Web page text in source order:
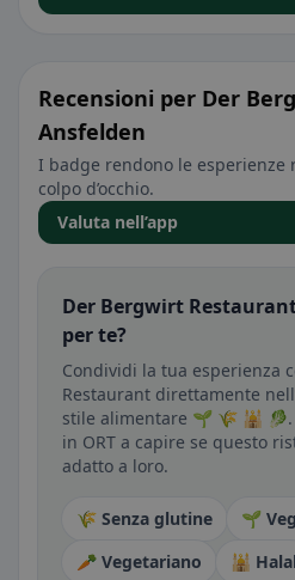
Recensioni per Der
Ansfelden
I badge rendono le esperienze
colpo d’occhio.
Valuta nell’app
Der Bergwirt
per te?
Condividi la tua esperienza
Restaurant direttamente
stile alimentare 🌱 🌾 🕌
in ORT a capire se questo
adatto a loro.
🌾 Senza glutine
🌱
🥕 Vegetariano
🕌 Halal